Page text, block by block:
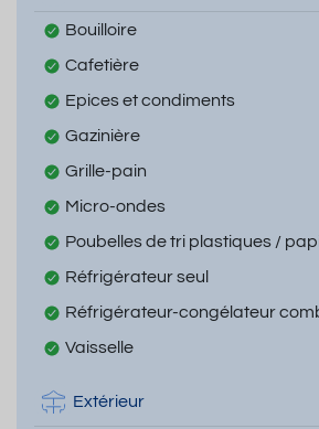
Bouilloire
Cafetière
Epices et condiments
Gazinière
Grille-pain
Micro-ondes
Poubelles de tri plastiques /
Réfrigérateur seul
Réfrigérateur-congélateur
Vaisselle
Extérieur